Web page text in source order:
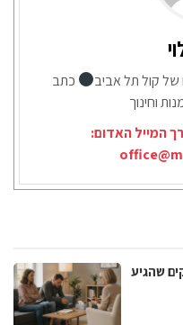
של קול תל אביב
כתב
וחינוך
המייל האדום:
שהגיע